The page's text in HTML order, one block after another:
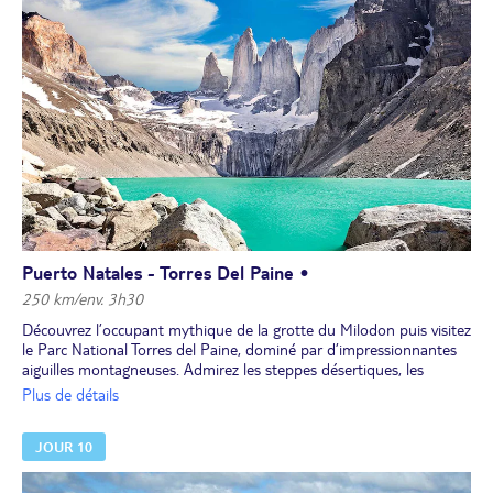
Installation et dîner à l’hôtel pour 2 nuits.
Puerto Natales - Torres Del Paine •
250 km/env. 3h30
Découvrez l’occupant mythique de la grotte du Milodon puis visitez
le Parc National Torres del Paine, dominé par d’impressionnantes
aiguilles montagneuses. Admirez les steppes désertiques, les
lagunes de différentes couleurs, les icebergs du lac Grey se
ce gigantesque espace préservé.
Déjeuner en cours d’excursion.
Poursuite vers l'imposante chute d’eau Salto Grande, qui se
déverse dans le lac Pehoé. Puis promenade jusqu’au mirador où
Plus de détails
JOUR 10